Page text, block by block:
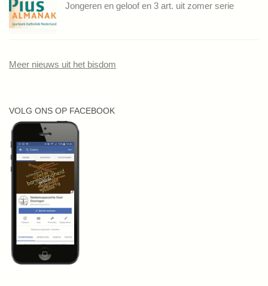
Jongeren en geloof en 3 art. uit zomer serie
Meer nieuws uit het bisdom
VOLG ONS OP FACEBOOK